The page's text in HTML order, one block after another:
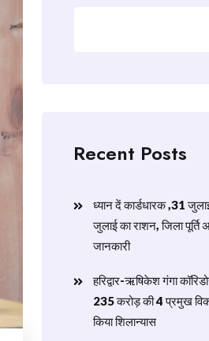
Recent Posts
ध्यान दें कार्डधारक ,31
जुलाई का राशन, जिला पूर्ति
जानकारी
हरिद्वार-ऋषिकेश गंगा
235 करोड़ की 4 प्रमुख
किया शिलान्यास